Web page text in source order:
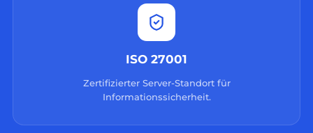
ISO 27001
Zertifizierter Server-Standort für
Informationssicherheit.